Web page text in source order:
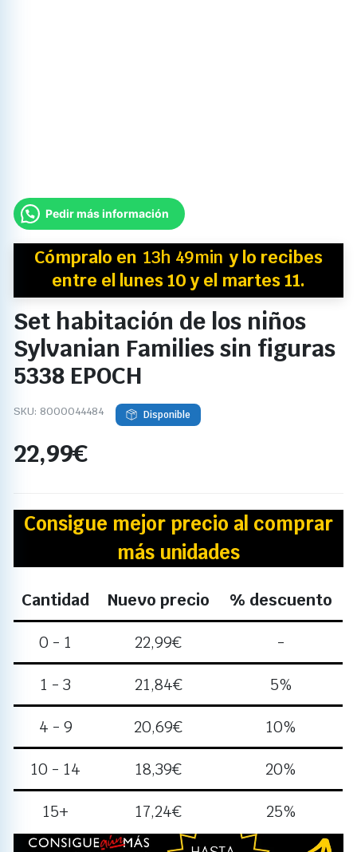
Pedir más información
Cómpralo en 13h 49min y lo recibes
entre el lunes 10 y el martes 11.
Set habitación de los niños
Sylvanian Families sin figuras
5338 EPOCH
SKU: 8000044484 Disponible
22,99€
Consigue mejor precio al comprar
más unidades
Cantidad Nuevo precio % descuento
0 - 1 22,99€ -
1 - 3 21,84€ 5%
4 - 9 20,69€ 10%
10 - 14 18,39€ 20%
15+ 17,24€ 25%